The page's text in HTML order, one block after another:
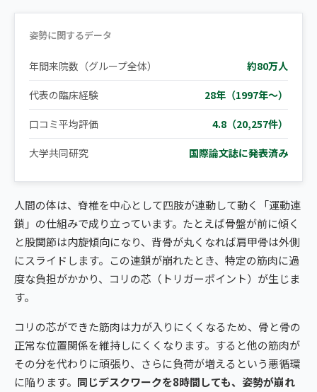
姿勢に関するデータ
年間来院数（グループ全体） 約80万人
代表の臨床経験 28年（1997年〜）
口コミ平均評価 4.8（20,257件）
大学共同研究 国際論文誌に発表済み
人間の体は、脊椎を中心として四肢が連動して動く「運動連
鎖」の仕組みで成り立っています。たとえば骨盤が前に傾く
と股関節は内旋傾向になり、背骨が丸くなれば肩甲骨は外側
にスライドします。この連鎖が崩れたとき、特定の筋肉に過
度な負担がかかり、コリの芯（トリガーポイント）が生じま
す。
コリの芯ができた筋肉は力が入りにくくなるため、骨と骨の
正常な位置関係を維持しにくくなります。すると他の筋肉が
その分を代わりに頑張り、さらに負荷が増えるという悪循環
に陥ります。 同じデスクワークを8時間しても、姿勢が崩れ